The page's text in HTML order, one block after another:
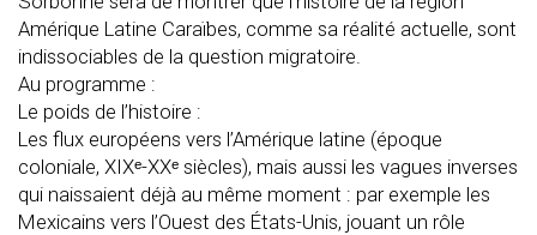
Amérique Latine Caraïbes, comme sa réalité actuelle, sont
indissociables de la question migratoire.
Au programme :
Le poids de l’histoire :
Les flux européens vers l’Amérique latine (époque
coloniale, XIXᵉ-XXᵉ siècles), mais aussi les vagues inverses
qui naissaient déjà au même moment : par exemple les
Mexicains vers l’Ouest des États-Unis, jouant un rôle